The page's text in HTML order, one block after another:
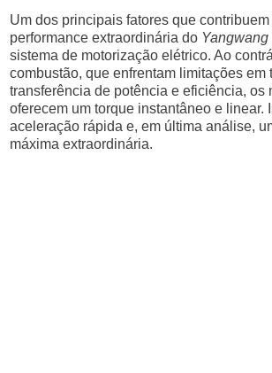
Um dos principais fatores que contribuem
performance extraordinária do
sistema de motorização elétrico. Ao
combustão, que enfrentam limitações em
transferência de potência e eficiência, os
oferecem um torque instantâneo e linear.
aceleração rápida e, em última análise,
máxima extraordinária.